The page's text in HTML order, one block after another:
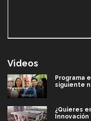
Videos
Programa
siguiente
¿Quieres